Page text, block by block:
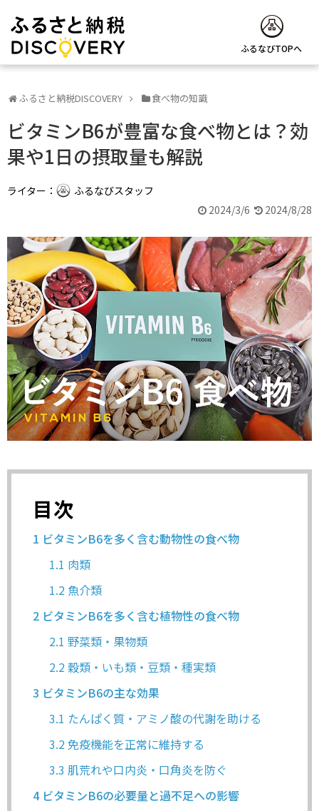
ふるなびTOPへ
ふるさと納税DISCOVERY 食べ物の知識
ビタミンB6が豊富な食べ物とは？効
果や1日の摂取量も解説
ライター：
ふるなびスタッフ
2024/3/6
2024/8/28
目次
1 ビタミンB6を多く含む動物性の食べ物
1.1 肉類
1.2 魚介類
2 ビタミンB6を多く含む植物性の食べ物
2.1 野菜類・果物類
2.2 穀類・いも類・豆類・種実類
3 ビタミンB6の主な効果
3.1 たんぱく質・アミノ酸の代謝を助ける
3.2 免疫機能を正常に維持する
3.3 肌荒れや口内炎・口角炎を防ぐ
4ビタミンB6の必要量と過不足への影響